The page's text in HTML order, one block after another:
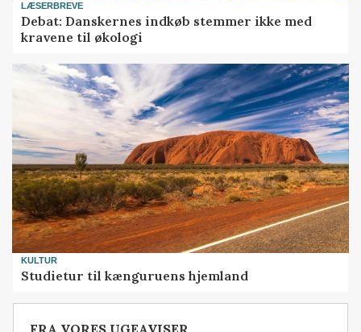
LÆSERBREVE
Debat: Danskernes indkøb stemmer ikke med
kravene til økologi
KULTUR
Studietur til kænguruens hjemland
FRA VORES UGEAVISER